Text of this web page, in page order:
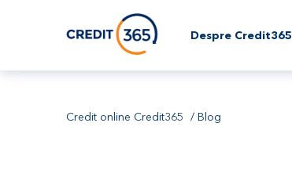
Despre Credit365
Credit online Credit365 Blog